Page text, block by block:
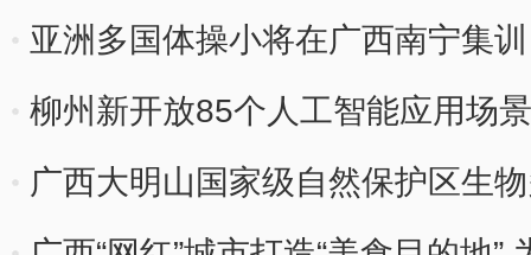
亚洲多国体操小将在广西南宁集训
柳州新开放85个人工智能应用场
广西大明山国家级自然保护区生